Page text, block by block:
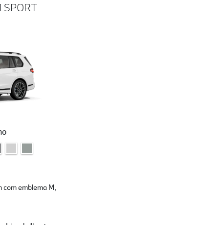
SPORT
com emblema M,